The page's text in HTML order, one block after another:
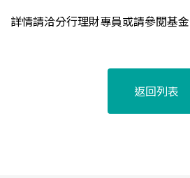
詳情請洽分行理財專員或請參閱基
返回列表